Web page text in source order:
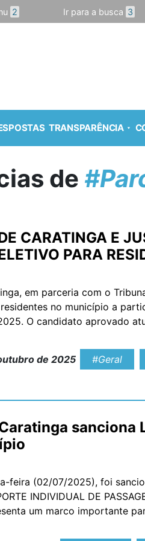
2 Ir para a busca 3
TRANSPARÊNCIA
de
CARATINGA E
PARA
em parceria com o
no município a
O candidato aprovado
de 2025 #Geral
sanciona
feira (02/07/2025), foi
INDIVIDUAL DE
um marco importante